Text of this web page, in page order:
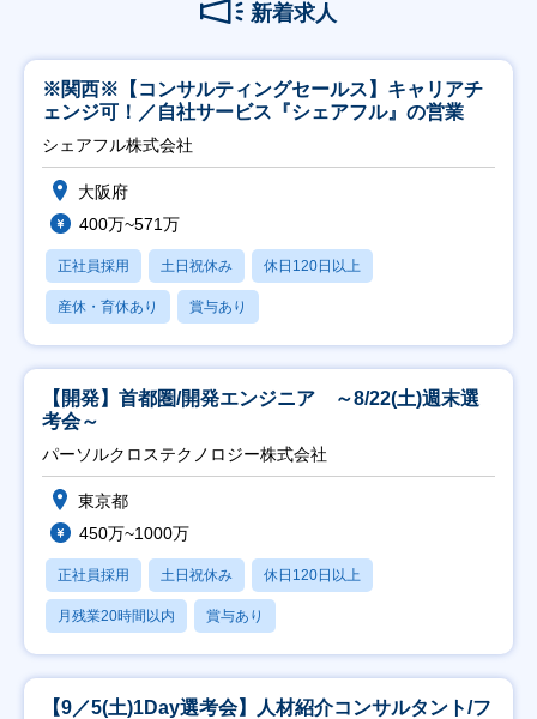
新着求人
※関西※【コンサルティングセールス】キャリアチ
ェンジ可！／自社サービス『シェアフル』の営業
シェアフル株式会社
大阪府
400万~571万
正社員採用 土日祝休み 休日120日以上
産休・育休あり 賞与あり
【開発】首都圏/開発エンジニア ～8/22(土)週末選
考会～
パーソルクロステクノロジー株式会社
東京都
450万~1000万
正社員採用 土日祝休み 休日120日以上
月残業20時間以内 賞与あり
【9／5(土)1Day選考会】人材紹介コンサルタント/フ